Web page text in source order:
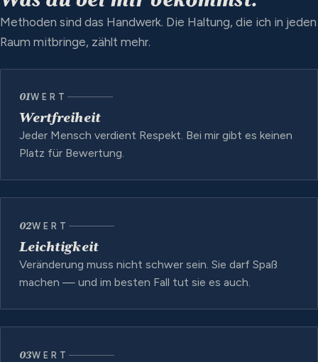
Methoden sind das Handwerk. Die Haltung, die ich in jeden
Raum mitbringe, zählt mehr.
01WERT
Wertfreiheit
Jeder Mensch verdient Respekt. Bei mir gibt es keinen
Platz für Bewertung.
02WERT
Leichtigkeit
Veränderung muss nicht schwer sein. Sie darf Spaß
machen — und im besten Fall tut sie es auch.
03WERT